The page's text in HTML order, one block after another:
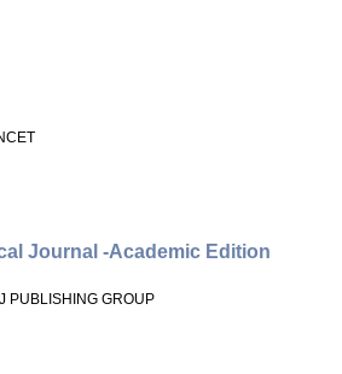
Journal -Academic Edition
PUBLISHING GROUP